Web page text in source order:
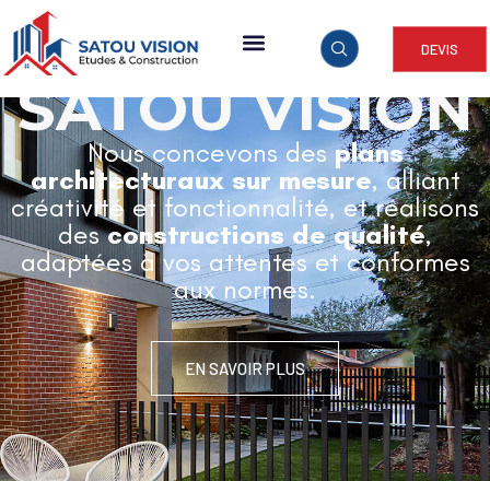
DEVIS
ARCHITECTURE & CONSTRUCTION
SATOU VISION
Nous concevons desplans
architecturaux sur mesure, alliant
créativité et fonctionnalité, et réalisons
desconstructions de qualité,
adaptées à vos attentes et conformes
aux normes.
EN SAVOIR PLUS